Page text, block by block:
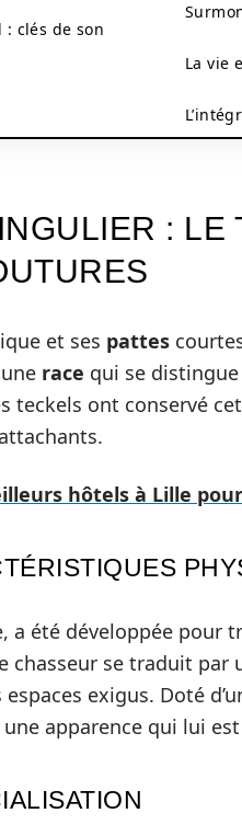
: clés de son
La vie
: LE
et ses pattes
race qui se
teckels ont conservé
hôtels à Lille
a été développée pour
chasseur se traduit par
exigus. Doté
apparence qui lui